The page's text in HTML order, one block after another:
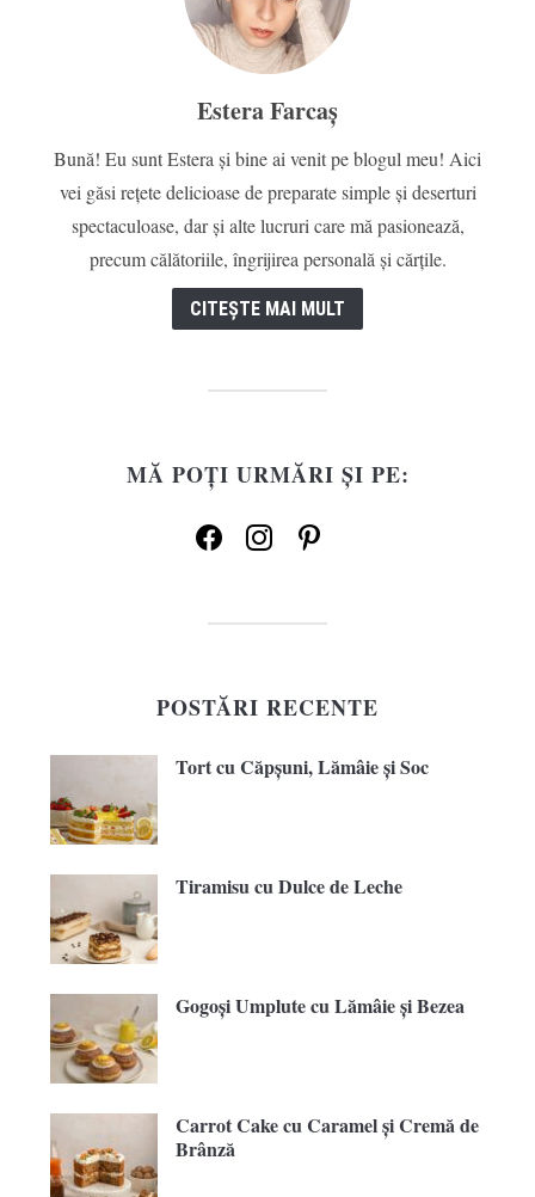
Estera Farcaș
Bună! Eu sunt Estera și bine ai venit pe blogul meu! Aici
vei găsi rețete delicioase de preparate simple și deserturi
spectaculoase, dar și alte lucruri care mă pasionează,
precum călătoriile, îngrijirea personală și cărțile.
CITEȘTE MAI MULT
MĂ POȚI URMĂRI ȘI PE:
facebookinstagrampinterest
POSTĂRI RECENTE
Tort cu Căpșuni, Lămâie și Soc
Tiramisu cu Dulce de Leche
Gogoși Umplute cu Lămâie și Bezea
Carrot Cake cu Caramel și Cremă de
Brânză